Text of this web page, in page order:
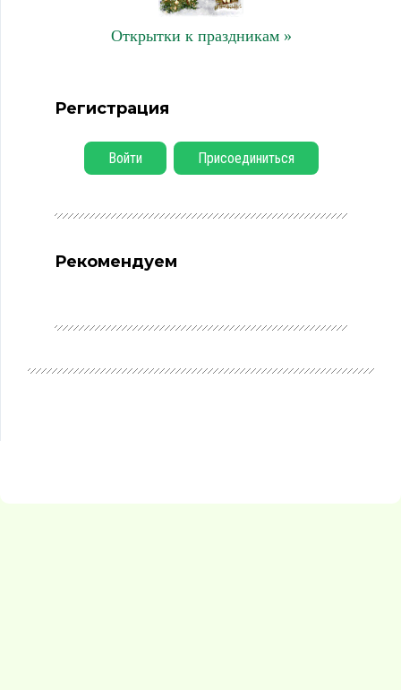
Открытки к праздникам »
Регистрация
Войти Присоединиться
Рекомендуем